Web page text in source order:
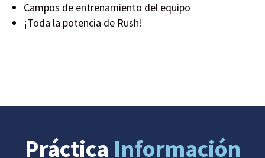
Campos de entrenamiento del equipo
¡Toda la potencia de Rush!
Práctica Información